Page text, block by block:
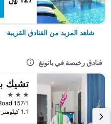
شاهد المزيد من الفنادق القريبة
فنادق رخيصة في باتونغ
3 نجوم
1.1 كيلومتر عن وسط المدينة